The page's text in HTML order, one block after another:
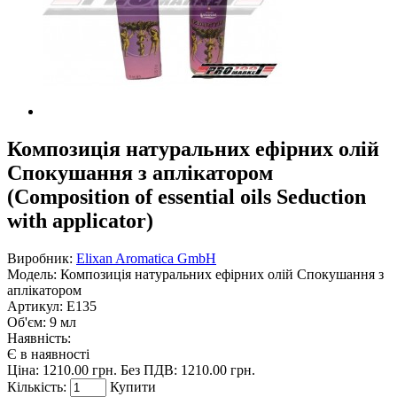
Композиція натуральних ефірних олій
Спокушання з аплікатором
(Composition of essential oils Seduction
with applicator)
Виробник: Elixan Aromatica GmbH
Модель: Композиція натуральних ефірних олій Спокушання з
аплікатором
Артикул: E135
Об'єм: 9 мл
Наявність:
Є в наявності
Ціна: 1210.00 грн. Без ПДВ: 1210.00 грн.
Кількість:
Купити